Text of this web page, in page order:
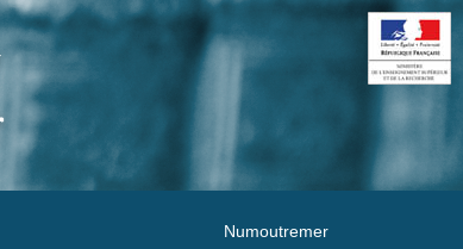
Numoutremer